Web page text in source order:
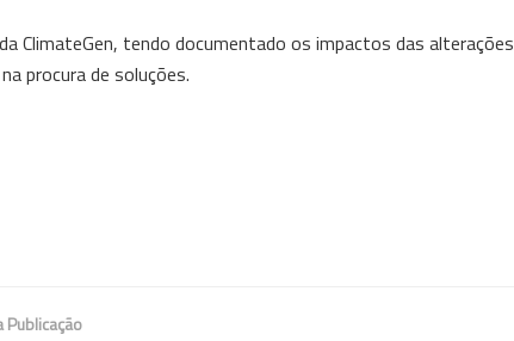
ClimateGen, tendo documentado os impactos das alterações
procura de soluções.
Publicação